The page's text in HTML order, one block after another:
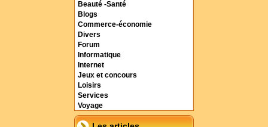
Beauté -Santé
Blogs
Commerce-économie
Divers
Forum
Informatique
Internet
Jeux et concours
Loisirs
Services
Voyage